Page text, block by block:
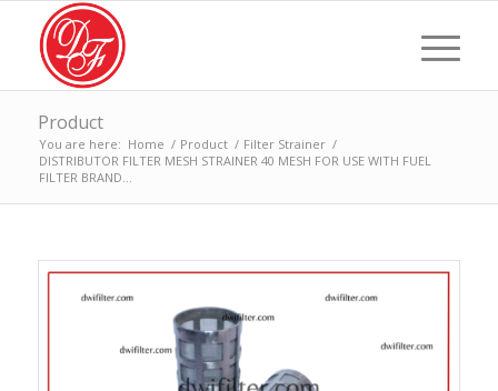
Product
You are here: Home / Product / Filter Strainer /
DISTRIBUTOR FILTER MESH STRAINER 40 MESH FOR USE WITH FUEL
FILTER BRAND...